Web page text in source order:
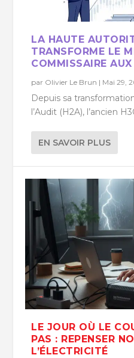
LA HAUTE
TRANSFORME LE
COMMISSAIRE
par Olivier Le Brun | Mai 29,
Depuis sa
l’Audit (H2A), l’ancien
EN SAVOIR PLUS
LE JOUR OÙ LE
PAS : REPENSER
L’ÉLECTRICITÉ